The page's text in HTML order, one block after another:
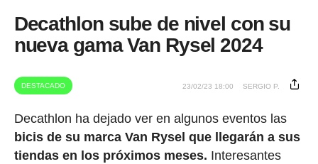
Decathlon sube de nivel con su
nueva gama Van Rysel 2024
DESTACADO 23/02/23 18:00 SERGIO P.
Decathlon ha dejado ver en algunos eventos las
bicis de su marca Van Rysel que llegarán a sus
tiendas en los próximos meses. Interesantes